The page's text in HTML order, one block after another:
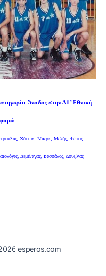
Άνοδος στην Α1’ Εθνική
Χάττον, Μπερκ, Μελής, Φώτος
Δεμέναγας, Βασσάλος, Δουζίνας
esperos.com